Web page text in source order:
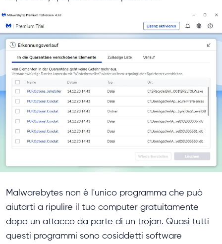
Malwarebytes non è l'unico programma che può
aiutarti a ripulire il tuo computer gratuitamente
dopo un attacco da parte di un trojan. Quasi tutti
questi programmi sono cosiddetti software